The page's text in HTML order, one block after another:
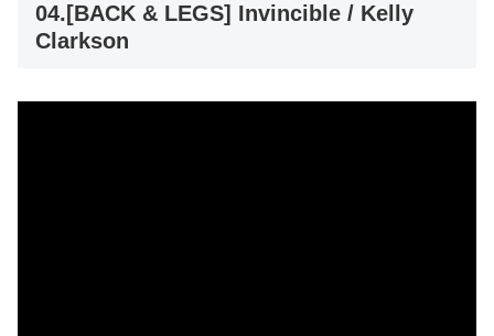
04.[BACK & LEGS] Invincible / Kelly
Clarkson